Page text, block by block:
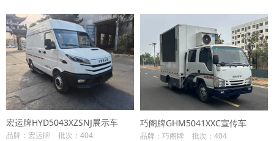
宏运牌HYD5043XZSNJ展示车
品牌：宏运牌 批次：404
巧阁牌GHM5041XXC宣传车
品牌：巧阁牌 批次：404